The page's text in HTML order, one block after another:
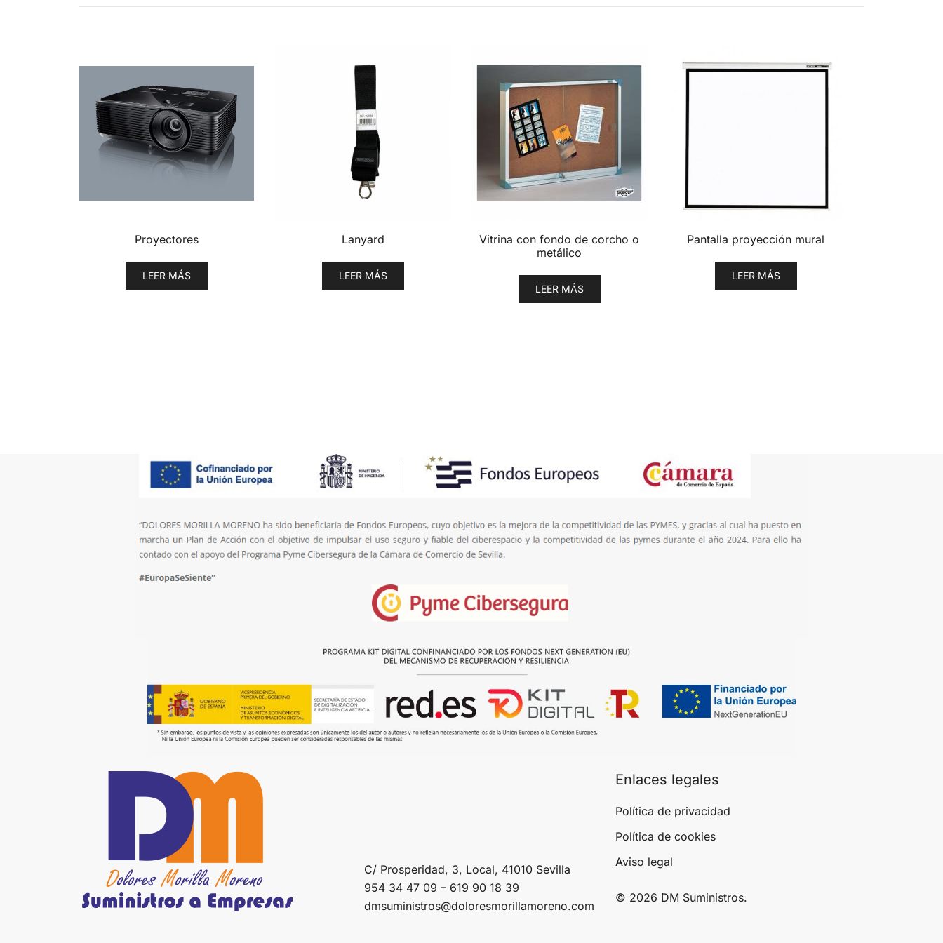
Proyectores
LEER MÁS
Lanyard
LEER MÁS
Vitrina con fondo de corcho o
metálico
LEER MÁS
Pantalla proyección mural
LEER MÁS
C/ Prosperidad, 3, Local, 41010 Sevilla
954 34 47 09 – 619 90 18 39
dmsuministros@doloresmorillamoreno.com
Enlaces legales
Política de privacidad
Política de cookies
Aviso legal
© 2026 DM Suministros.